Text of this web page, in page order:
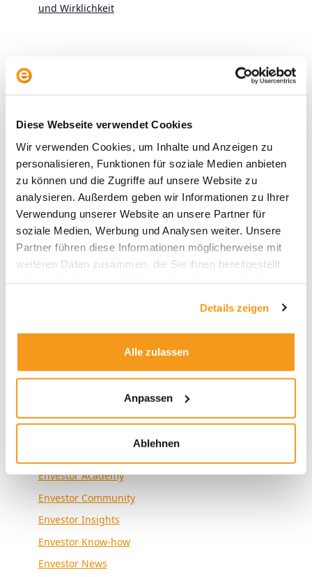
Diese Webseite verwendet Cookies
Wir verwenden Cookies, um Inhalte und Anzeigen zu
personalisieren, Funktionen für soziale Medien anbieten
zu können und die Zugriffe auf unsere Website zu
analysieren. Außerdem geben wir Informationen zu Ihrer
Verwendung unserer Website an unsere Partner für
soziale Medien, Werbung und Analysen weiter. Unsere
Partner führen diese Informationen möglicherweise mit
weiteren Daten zusammen, die Sie ihnen bereitgestellt
Details zeigen
Alle zulassen
Anpassen
Ablehnen
und Wirklichkeit
Archive
2026
2025
2024
2023
2022
2021
2018
Kategorien
Envestor Academy
Envestor Community
Envestor Insights
Envestor Know-how
Envestor News